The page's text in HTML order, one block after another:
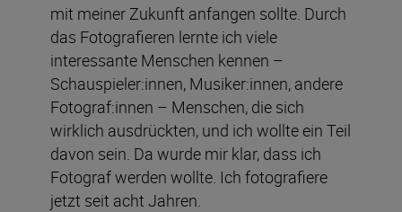
mit meiner Zukunft anfangen sollte. Durch
das Fotografieren lernte ich viele
interessante Menschen kennen –
Schauspieler:innen, Musiker:innen, andere
Fotograf:innen – Menschen, die sich
wirklich ausdrückten, und ich wollte ein Teil
davon sein. Da wurde mir klar, dass ich
Fotograf werden wollte. Ich fotografiere
jetzt seit acht Jahren.